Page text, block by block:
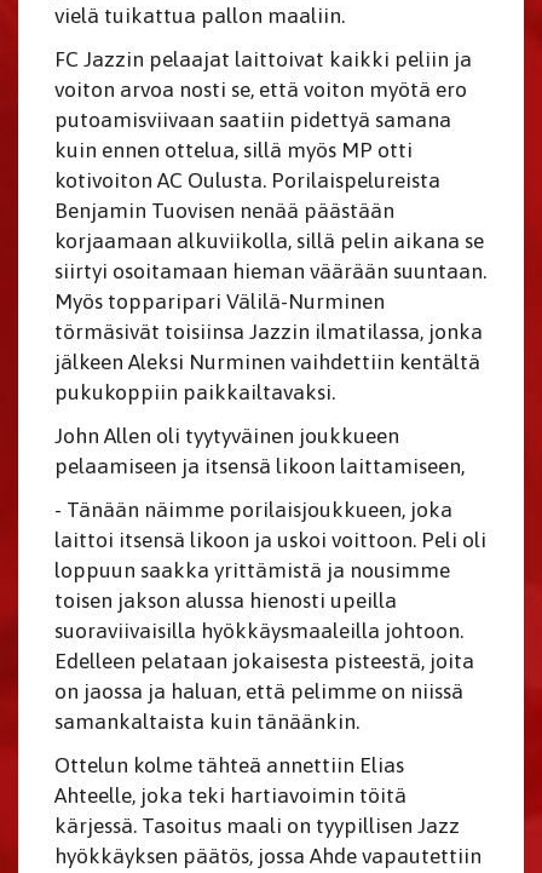
vielä tuikattua pallon maaliin.
FC Jazzin pelaajat laittoivat kaikki peliin ja
voiton arvoa nosti se, että voiton myötä ero
putoamisviivaan saatiin pidettyä samana
kuin ennen ottelua, sillä myös MP otti
kotivoiton AC Oulusta. Porilaispelureista
Benjamin Tuovisen nenää päästään
korjaamaan alkuviikolla, sillä pelin aikana se
siirtyi osoitamaan hieman väärään suuntaan.
Myös topparipari Välilä-Nurminen
törmäsivät toisiinsa Jazzin ilmatilassa, jonka
jälkeen Aleksi Nurminen vaihdettiin kentältä
pukukoppiin paikkailtavaksi.
John Allen oli tyytyväinen joukkueen
pelaamiseen ja itsensä likoon laittamiseen,
- Tänään näimme porilaisjoukkueen, joka
laittoi itsensä likoon ja uskoi voittoon. Peli oli
loppuun saakka yrittämistä ja nousimme
toisen jakson alussa hienosti upeilla
suoraviivaisilla hyökkäysmaaleilla johtoon.
Edelleen pelataan jokaisesta pisteestä, joita
on jaossa ja haluan, että pelimme on niissä
samankaltaista kuin tänäänkin.
Ottelun kolme tähteä annettiin Elias
Ahteelle, joka teki hartiavoimin töitä
kärjessä. Tasoitus maali on tyypillisen Jazz
hyökkäyksen päätös, jossa Ahde vapautettiin